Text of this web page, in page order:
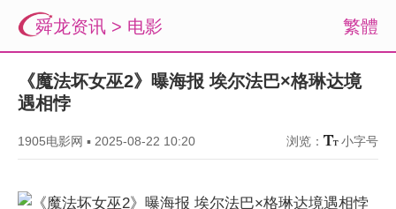
繁體
舜龙资讯 > 电影
《魔法坏女巫2》曝海报 埃尔法巴×格琳达境
遇相悖
1905电影网 ▪ 2025-08-22 10:20 浏览： 小字号